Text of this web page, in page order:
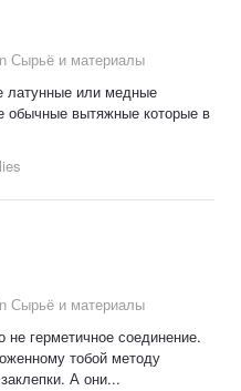
Сырьё и материалы
латунные или медные
обычные вытяжные которые в
Сырьё и материалы
герметичное соединение.
тобой методу
А они...